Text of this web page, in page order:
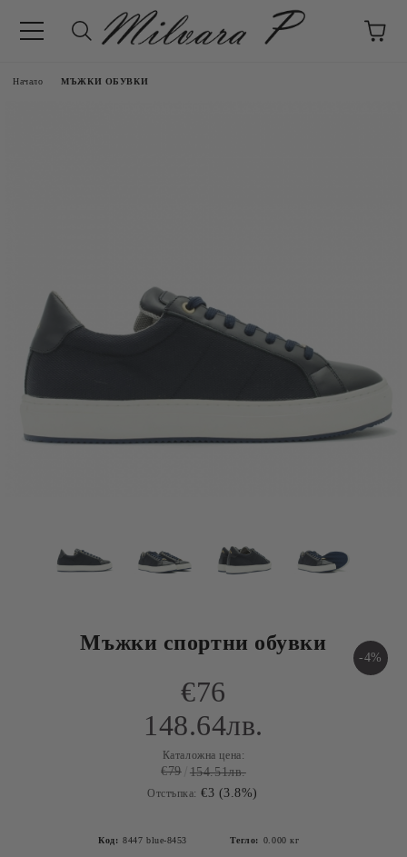
Начало МЪЖКИ ОБУВКИ
Мъжки спортни обувки
-4%
€76
148.64лв.
Каталожна цена:
€79 154.51лв.
Отстъпка: €3 (3.8%)
Код: 8447 blue-8453 Тегло: 0.000 кг